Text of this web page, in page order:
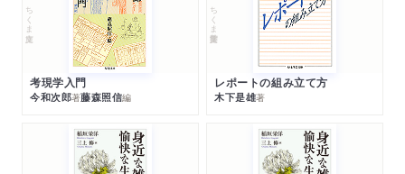
ちくま文庫
考現学入門
今和次郎著藤森照信編
ちくま学芸文庫
レポートの組み立て方
木下是雄著